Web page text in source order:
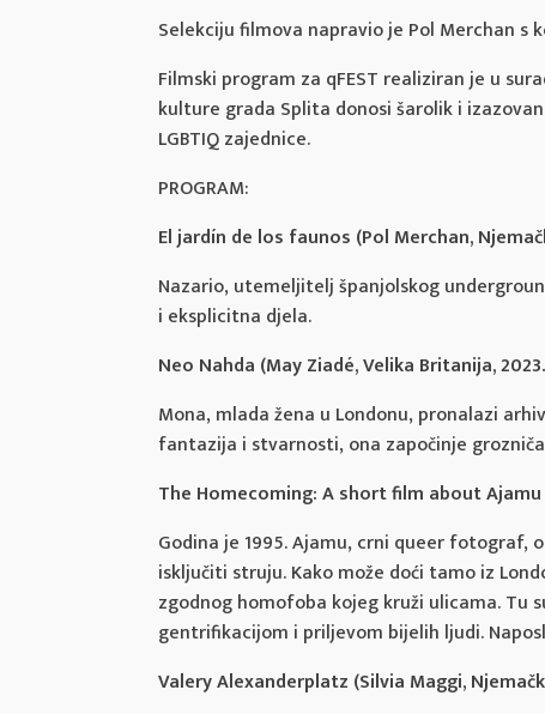
Selekciju filmova napravio je Pol Merchan
Filmski program za qFEST realiziran je u
kulture grada Splita donosi šarolik i
LGBTIQ zajednice.
PROGRAM:
El jardín de los faunos (Pol Merchan,
Nazario, utemeljitelj španjolskog
i eksplicitna djela.
Neo Nahda (May Ziadé, Velika Britanija, 2023.,
Mona, mlada žena u Londonu, pronalazi
fantazija i stvarnosti, ona započinje
The Homecoming: A short film about Ajamu
Godina je 1995. Ajamu, crni queer fotograf,
isključiti struju. Kako može doći tamo iz
zgodnog homofoba kojeg kruži ulicama. Tu
gentrifikacijom i priljevom bijelih ljudi.
Valery Alexanderplatz (Silvia Maggi,